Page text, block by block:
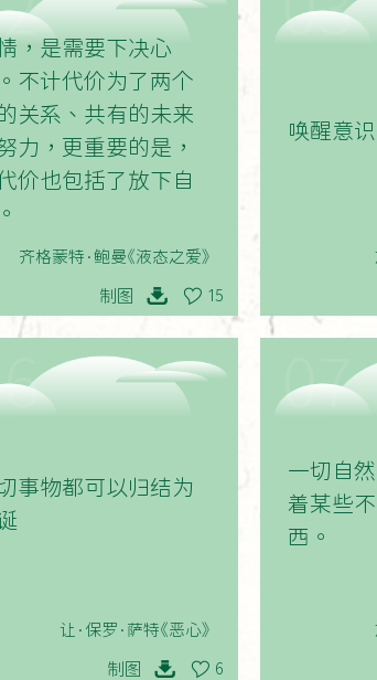
，是需要下决心
不计代价为了两个
关系、共有的未来
力，更重要的是，
价也包括了放下自
齐格蒙特·鲍曼《液态之爱》
制图 15
唤醒意
事物都可以归结为
让·保罗·萨特《恶心》
制图 6
07
一切自
着某些
西。